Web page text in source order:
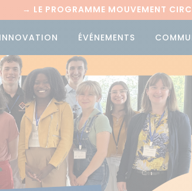
→ LE PROGRAMME MOUVEMENT
ÉVÉNEMENTS